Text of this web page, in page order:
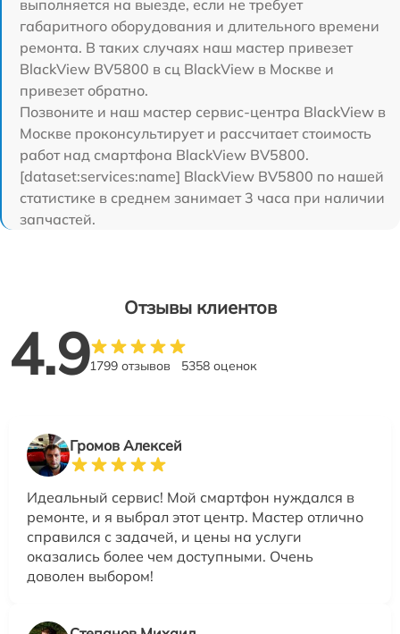
выполняется на выезде, если не требует
габаритного оборудования и длительного времени
ремонта. В таких случаях наш мастер привезет
BlackView BV5800 в сц BlackView в Москве и
привезет обратно.
Позвоните и наш мастер сервис-центра BlackView в
Москве проконсультирует и рассчитает стоимость
работ над смартфона BlackView BV5800.
[dataset:services:name] BlackView BV5800 по нашей
статистике в среднем занимает 3 часа при наличии
запчастей.
Отзывы клиентов
4.91799 отзывов 5358 оценок
Громов Алексей
Идеальный сервис! Мой смартфон нуждался в
ремонте, и я выбрал этот центр. Мастер отлично
справился с задачей, и цены на услуги
оказались более чем доступными. Очень
доволен выбором!